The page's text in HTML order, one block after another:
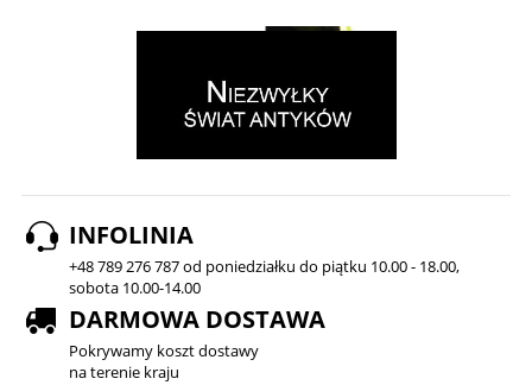
INFOLINIA
+48 789 276 787 od poniedziałku do piątku 10.00 - 18.00,
sobota 10.00-14.00
DARMOWA DOSTAWA
Pokrywamy koszt dostawy
na terenie kraju